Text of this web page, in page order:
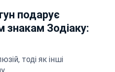
подарує
Зодіаку:
тоді як інші